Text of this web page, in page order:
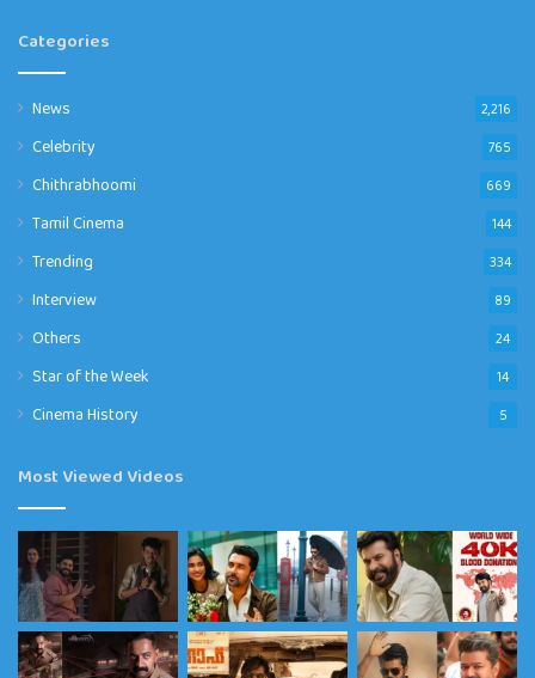
Categories
News 2,216
Celebrity 765
Chithrabhoomi 669
Tamil Cinema 144
Trending 334
Interview 89
Others 24
Star of the Week 14
Cinema History 5
Most Viewed Videos